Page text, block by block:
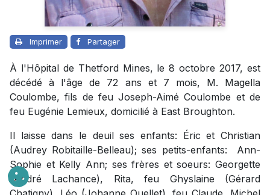
Imprimer Partager
À l'Hôpital de Thetford Mines, le 8 octobre 2017, est
décédé à l'âge de 72 ans et 7 mois, M. Magella
Coulombe, fils de feu Joseph-Aimé Coulombe et de
feu Eugénie Lemieux, domicilié à East Broughton.
Il laisse dans le deuil ses enfants: Éric et Christian
(Audrey Robitaille-Belleau); ses petits-enfants: Ann-
Sophie et Kelly Ann; ses frères et soeurs: Georgette
(André Lachance), Rita, feu Ghyslaine (Gérard